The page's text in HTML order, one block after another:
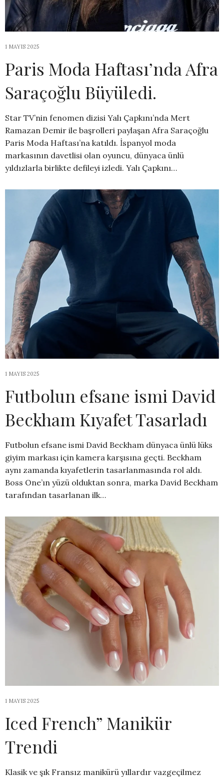
1 MAYIS 2025
Paris Moda Haftası’nda Afra
Saraçoğlu Büyüledi.
Star TV’nin fenomen dizisi Yalı Çapkını’nda Mert
Ramazan Demir ile başrolleri paylaşan Afra Saraçoğlu
Paris Moda Haftası’na katıldı. İspanyol moda
markasının davetlisi olan oyuncu, dünyaca ünlü
yıldızlarla birlikte defileyi izledi. Yalı Çapkını…
1 MAYIS 2025
Futbolun efsane ismi David
Beckham Kıyafet Tasarladı
Futbolun efsane ismi David Beckham dünyaca ünlü lüks
giyim markası için kamera karşısına geçti. Beckham
aynı zamanda kıyafetlerin tasarlanmasında rol aldı.
Boss One’ın yüzü olduktan sonra, marka David Beckham
tarafından tasarlanan ilk…
1 MAYIS 2025
Iced French” Manikür
Trendi
Klasik ve şık Fransız manikürü yıllardır vazgeçilmez